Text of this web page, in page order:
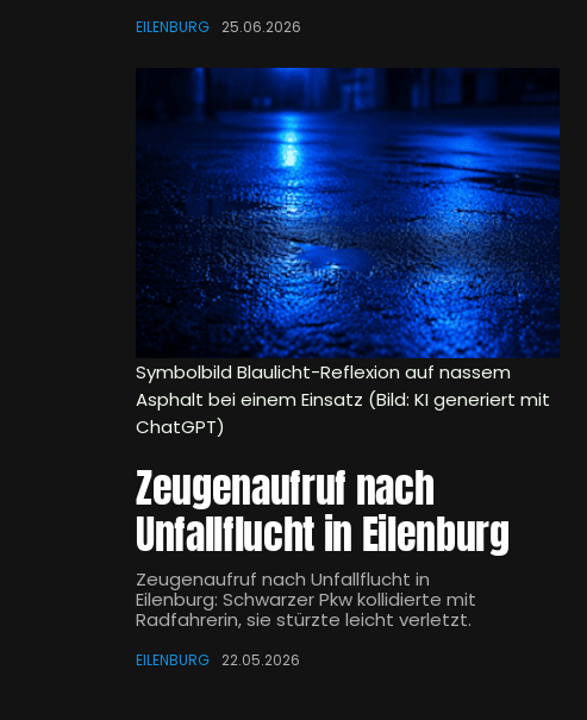
EILENBURG 25.06.2026
Symbolbild Blaulicht-Reflexion auf nassem
Asphalt bei einem Einsatz (Bild: KI generiert mit
ChatGPT)
Zeugenaufruf nach
Unfallflucht in Eilenburg
Zeugenaufruf nach Unfallflucht in
Eilenburg: Schwarzer Pkw kollidierte mit
Radfahrerin, sie stürzte leicht verletzt.
EILENBURG 22.05.2026